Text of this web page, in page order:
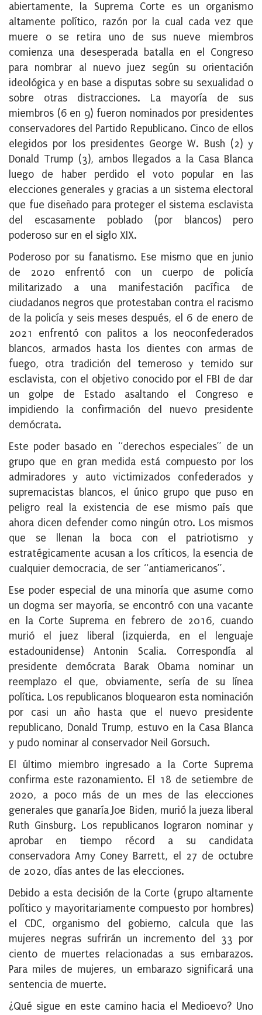
abiertamente, la Suprema Corte es un organismo
altamente político, razón por la cual cada vez que
muere o se retira uno de sus nueve miembros
comienza una desesperada batalla en el Congreso
para nombrar al nuevo juez según su orientación
ideológica y en base a disputas sobre su sexualidad o
sobre otras distracciones. La mayoría de sus
miembros (6 en 9) fueron nominados por presidentes
conservadores del Partido Republicano. Cinco de ellos
elegidos por los presidentes George W. Bush (2) y
Donald Trump (3), ambos llegados a la Casa Blanca
luego de haber perdido el voto popular en las
elecciones generales y gracias a un sistema electoral
que fue diseñado para proteger el sistema esclavista
del escasamente poblado (por blancos) pero
poderoso sur en el siglo XIX.
Poderoso por su fanatismo. Ese mismo que en junio
de 2020 enfrentó con un cuerpo de policía
militarizado a una manifestación pacífica de
ciudadanos negros que protestaban contra el racismo
de la policía y seis meses después, el 6 de enero de
2021 enfrentó con palitos a los neoconfederados
blancos, armados hasta los dientes con armas de
fuego, otra tradición del temeroso y temido sur
esclavista, con el objetivo conocido por el FBI de dar
un golpe de Estado asaltando el Congreso e
impidiendo la confirmación del nuevo presidente
demócrata.
Este poder basado en “derechos especiales” de un
grupo que en gran medida está compuesto por los
admiradores y auto victimizados confederados y
supremacistas blancos, el único grupo que puso en
peligro real la existencia de ese mismo país que
ahora dicen defender como ningún otro. Los mismos
que se llenan la boca con el patriotismo y
estratégicamente acusan a los críticos, la esencia de
cualquier democracia, de ser “antiamericanos”.
Ese poder especial de una minoría que asume como
un dogma ser mayoría, se encontró con una vacante
en la Corte Suprema en febrero de 2016, cuando
murió el juez liberal (izquierda, en el lenguaje
estadounidense) Antonin Scalia. Correspondía al
presidente demócrata Barak Obama nominar un
reemplazo el que, obviamente, sería de su línea
política. Los republicanos bloquearon esta nominación
por casi un año hasta que el nuevo presidente
republicano, Donald Trump, estuvo en la Casa Blanca
y pudo nominar al conservador Neil Gorsuch.
El último miembro ingresado a la Corte Suprema
confirma este razonamiento. El 18 de setiembre de
2020, a poco más de un mes de las elecciones
generales que ganaría Joe Biden, murió la jueza liberal
Ruth Ginsburg. Los republicanos lograron nominar y
aprobar en tiempo récord a su candidata
conservadora Amy Coney Barrett, el 27 de octubre
de 2020, días antes de las elecciones.
Debido a esta decisión de la Corte (grupo altamente
político y mayoritariamente compuesto por hombres)
el CDC, organismo del gobierno, calcula que las
mujeres negras sufrirán un incremento del 33 por
ciento de muertes relacionadas a sus embarazos.
Para miles de mujeres, un embarazo significará una
sentencia de muerte.
¿Qué sigue en este camino hacia el Medioevo? Uno